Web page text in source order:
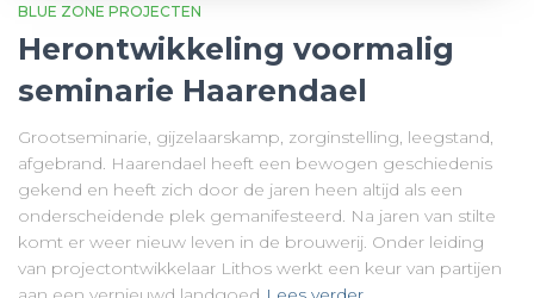
BLUE ZONE PROJECTEN
Herontwikkeling voormalig
seminarie Haarendael
Grootseminarie, gijzelaarskamp, zorginstelling, leegstand,
afgebrand. Haarendael heeft een bewogen geschiedenis
gekend en heeft zich door de jaren heen altijd als een
onderscheidende plek gemanifesteerd. Na jaren van stilte
komt er weer nieuw leven in de brouwerij. Onder leiding
van projectontwikkelaar Lithos werkt een keur van partijen